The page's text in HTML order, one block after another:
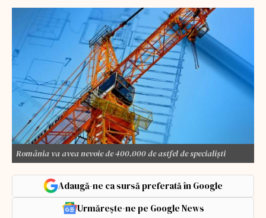
România va avea nevoie de 400.000 de astfel de specialiști
Adaugă-ne ca sursă preferată în Google
Urmărește-ne pe Google News